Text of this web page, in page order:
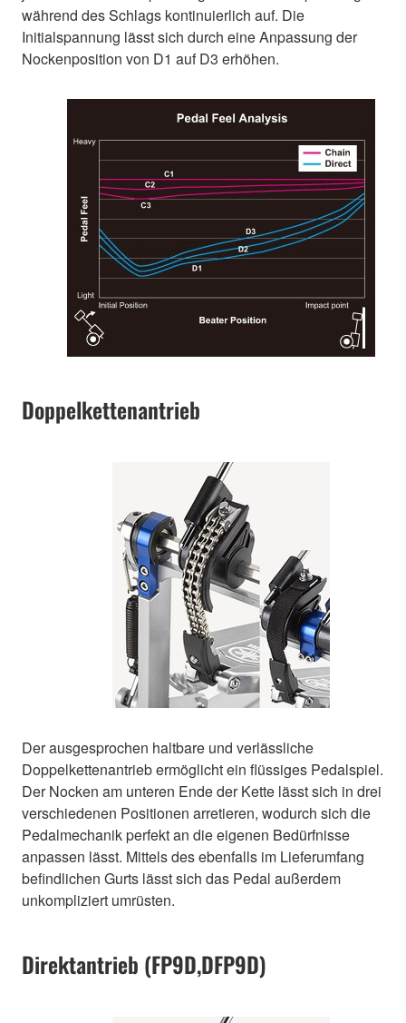
während des Schlags kontinuierlich auf. Die
Initialspannung lässt sich durch eine Anpassung der
Nockenposition von D1 auf D3 erhöhen.
Doppelkettenantrieb
Der ausgesprochen haltbare und verlässliche
Doppelkettenantrieb ermöglicht ein flüssiges Pedalspiel.
Der Nocken am unteren Ende der Kette lässt sich in drei
verschiedenen Positionen arretieren, wodurch sich die
Pedalmechanik perfekt an die eigenen Bedürfnisse
anpassen lässt. Mittels des ebenfalls im Lieferumfang
befindlichen Gurts lässt sich das Pedal außerdem
unkompliziert umrüsten.
Direktantrieb (FP9D,DFP9D)